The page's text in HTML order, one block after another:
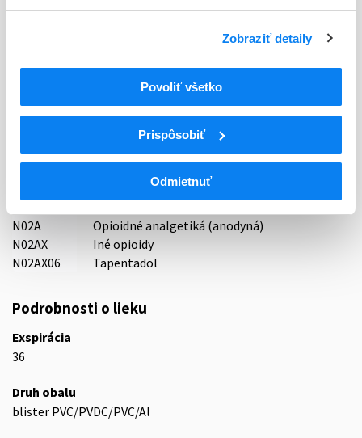
Zobraziť detaily
Povoliť všetko
Prispôsobiť
Odmietnuť
G.L. Pharma GmbH, Rakúsko
Indikačná skupina
65 - ANALGETICA - ANODYNA
Centrálna nervová sústava
N02A
Opioidné analgetiká (anodyná)
N02AX
Iné opioidy
N02AX06
Tapentadol
Podrobnosti o lieku
Exspirácia
36
Druh obalu
blister PVC/PVDC/PVC/Al